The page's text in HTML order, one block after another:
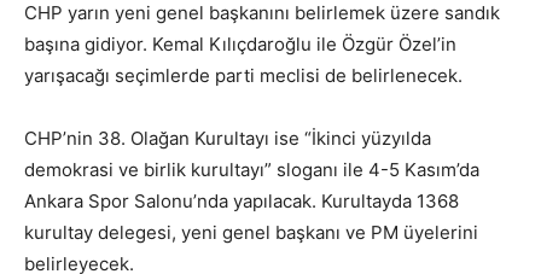
CHP yarın yeni genel başkanını belirlemek üzere sandık
başına gidiyor. Kemal Kılıçdaroğlu ile Özgür Özel’in
yarışacağı seçimlerde parti meclisi de belirlenecek.
CHP’nin 38. Olağan Kurultayı ise “İkinci yüzyılda
demokrasi ve birlik kurultayı” sloganı ile 4-5 Kasım’da
Ankara Spor Salonu’nda yapılacak. Kurultayda 1368
kurultay delegesi, yeni genel başkanı ve PM üyelerini
belirleyecek.